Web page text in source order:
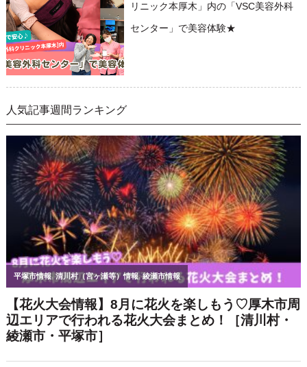
リニック本厚木」内の「VSC美容外科
センター」で美容体験★
人気記事週間ランキング